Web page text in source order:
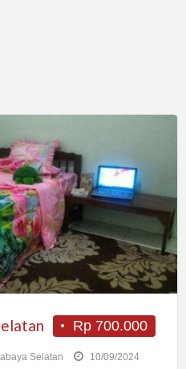
Rp 700.000
Selatan 10/09/2024